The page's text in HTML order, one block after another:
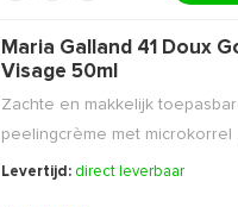
Maria Galland 41 Doux
Visage 50ml
Zachte en makkelijk
peelingcrème met microkorrel
Levertijd: direct leverbaar